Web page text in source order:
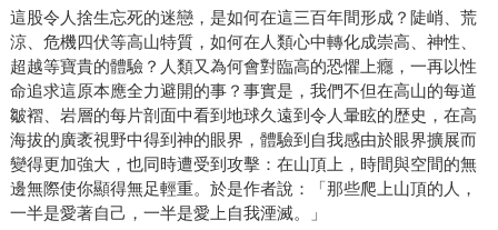
這股令人捨生忘死的迷戀，是如何在這三百年間形成？陡峭、荒
涼、危機四伏等高山特質，如何在人類心中轉化成崇高、神性、
超越等寶貴的體驗？人類又為何會對臨高的恐懼上癮，一再以性
命追求這原本應全力避開的事？事實是，我們不但在高山的每道
皺褶、岩層的每片剖面中看到地球久遠到令人暈眩的歴史，在高
海拔的廣袤視野中得到神的眼界，體驗到自我感由於眼界擴展而
變得更加強大，也同時遭受到攻擊：在山頂上，時間與空間的無
邊無際使你顯得無足輕重。於是作者說：「那些爬上山頂的人，
一半是愛著自己，一半是愛上自我湮滅。」